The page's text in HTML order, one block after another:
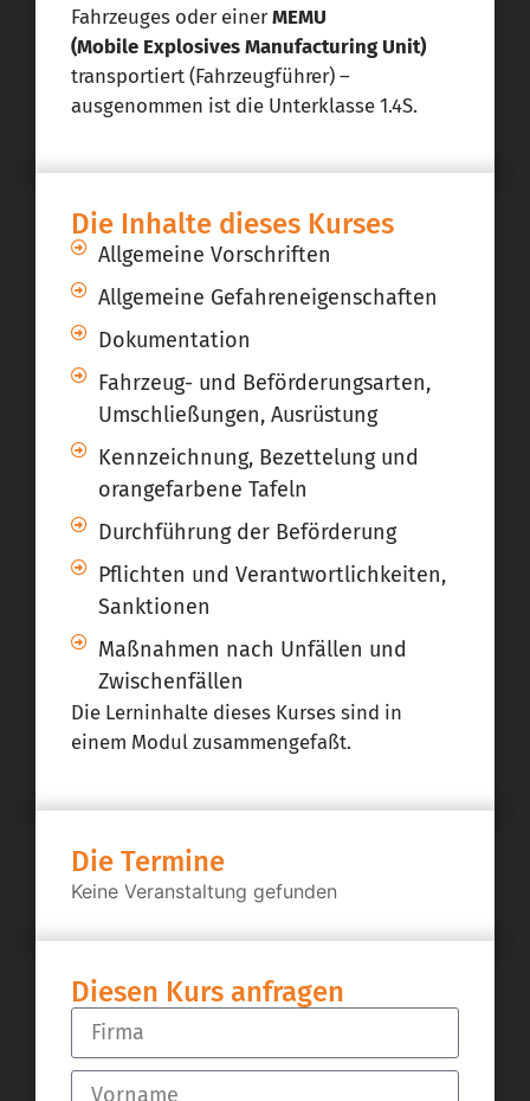
Fahrzeuges oder einerMEMU
(Mobile Explosives Manufacturing Unit)
transportiert (Fahrzeugführer) –
ausgenommen ist die Unterklasse 1.4S.
Die Inhalte dieses Kurses
Allgemeine Vorschriften
Allgemeine Gefahreneigenschaften
Dokumentation
Fahrzeug- und Beförderungsarten,
Umschließungen, Ausrüstung
Kennzeichnung, Bezettelung und
orangefarbene Tafeln
Durchführung der Beförderung
Pflichten und Verantwortlichkeiten,
Sanktionen
Maßnahmen nach Unfällen und
Zwischenfällen
Die Lerninhalte dieses Kurses sind in
einem Modul zusammengefaßt.
Die Termine
Keine Veranstaltung gefunden
Diesen Kurs anfragen